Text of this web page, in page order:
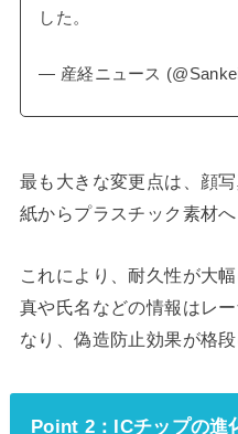
した。
— 産経ニュース
最も大きな変更点は、顔
紙からプラスチック素材へ
これにより、耐久性が大
真や氏名などの情報はレ
なり、偽造防止効果が格段
Point 2：ICチップの進